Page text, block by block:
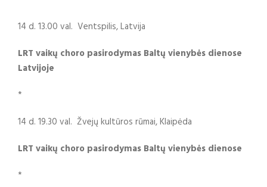
14 d. 13.00 val. Ventspilis, Latvija
LRT vaikų choro pasirodymas Baltų vienybės dienose
Latvijoje
*
14 d. 19.30 val. Žvejų kultūros rūmai, Klaipėda
LRT vaikų choro pasirodymas Baltų vienybės dienose
*